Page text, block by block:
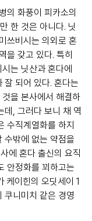
의 화풍이 피카소의
한 것은 아니다. 닛
쓰비시는 의외로 혼
을 갖고 있다. 특히
는 닛산과 혼다에
잘 되어 있다. 혼다는
을 본사에서 해결하
데, 그러다 보니 채 역
수직계열화를 하지
수밖에 없는 약점을
에 혼다 출신의 요직
안정화를 꾀하고는
케이힌의 오딧세이 1
쿠니미치 같은 경영